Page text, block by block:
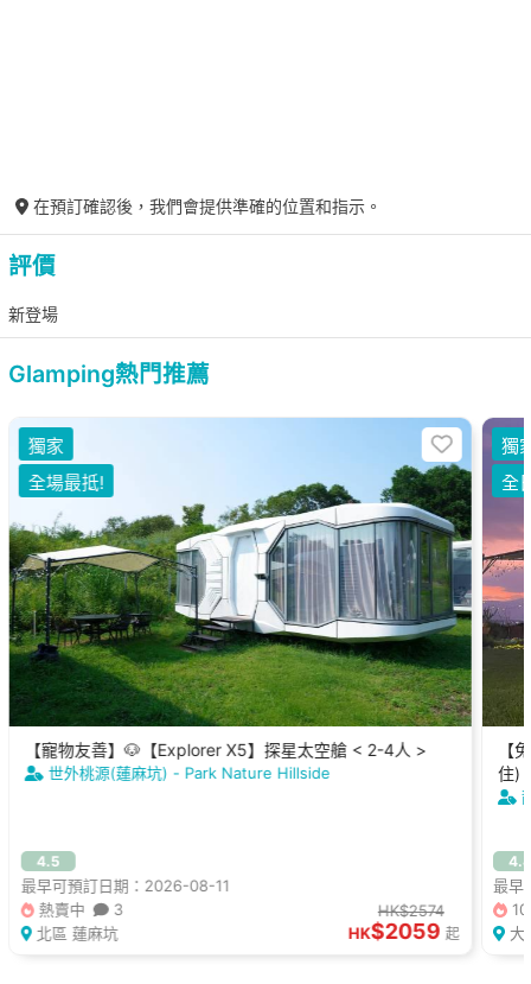
在預訂確認後，我們會提供準確的位置和指示。
評價
新登場
Glamping熱門推薦
【寵物友善】🐶【Explorer X5】探星太空艙 < 2-4人 >
世外桃源(蓮麻坑) - Park Nature Hillside
4.5
最早可預訂日期：2026-08-11
熱賣中
3
北區 蓮麻坑
HK$2574
HK$2059 起
獨家
全場最抵!
【
住)
4.4
最早
大
獨
全